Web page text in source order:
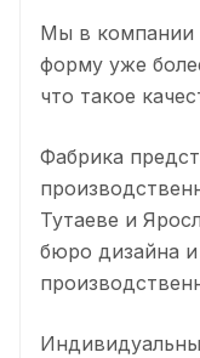
Мы в компании
форму уже
что такое
Фабрика
Тутаеве и
бюро дизайна